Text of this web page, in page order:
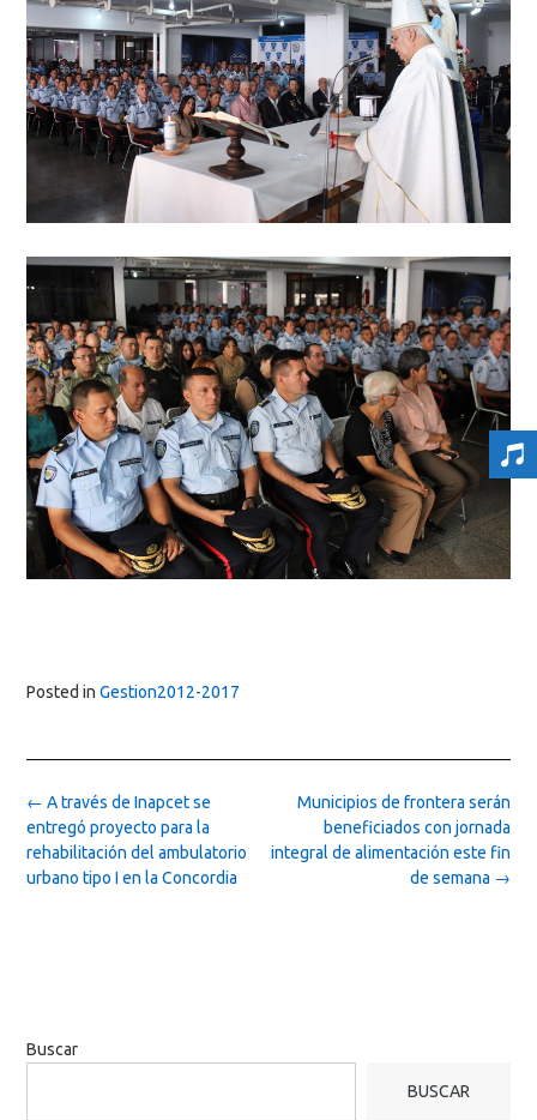
Posted in Gestion2012-2017
Post
navigation
Municipios de frontera serán
beneficiados con jornada
integral de alimentación este fin
de semana →
← A través de Inapcet se
entregó proyecto para la
rehabilitación del ambulatorio
urbano tipo I en la Concordia
Buscar
BUSCAR